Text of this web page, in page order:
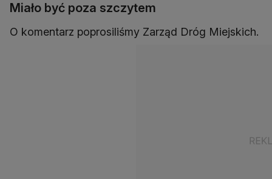
Miało być poza szczytem
O komentarz poprosiliśmy Zarząd Dróg Miejskich.